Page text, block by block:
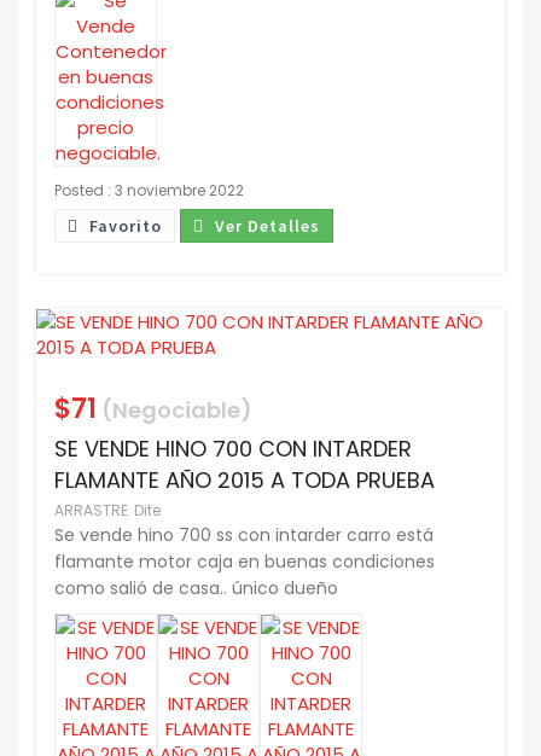
Posted : 3 noviembre 2022
Favorito Ver Detalles
$71 (Negociable)
SE VENDE HINO 700 CON INTARDER
FLAMANTE AÑO 2015 A TODA PRUEBA
ARRASTRE Dite
Se vende hino 700 ss con intarder carro está
flamante motor caja en buenas condiciones
como salió de casa.. único dueño